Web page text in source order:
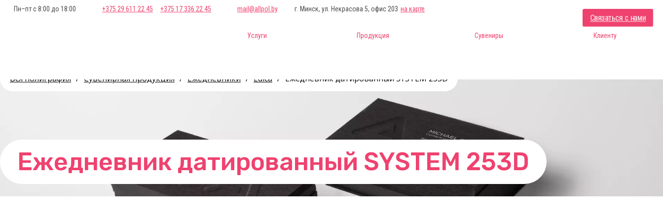
Пн–пт с 8:00 до 18:00 +375 29 611 22 45 +375 17 336 22 45 mail@allpol.by г. Минск, ул. Некрасова 5, офис 203 на карте
Услуги Продукция Сувениры Клиенту
Связаться с нами
Вся полиграфия / Сувенирная продукция / Ежедневники / Edica / Ежедневник датированный SYSTEM 253D
Ежедневник датированный SYSTEM 253D